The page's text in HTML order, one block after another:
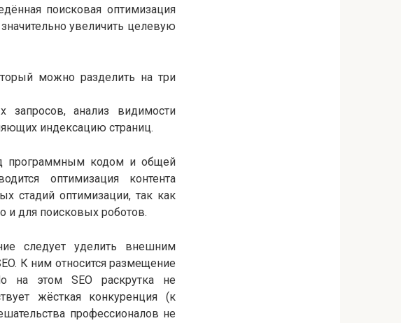
поисковая оптимизация
увеличить целевую
можно разделить на три
запросов, анализ видимости
индексацию страниц.
программным кодом и общей
оптимизация контента
стадий оптимизации, так как
и для поисковых роботов.
следует уделить внешним
К ним относится размещение
на этом SEO раскрутка не
жёсткая конкуренция (к
профессионалов не